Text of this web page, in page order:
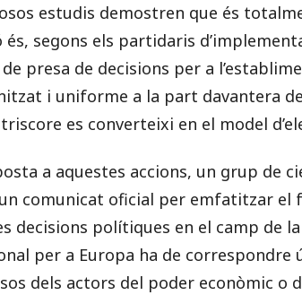
estudis demostren que és
és, segons els partidaris
presa de decisions per a
i uniforme a la part davantera
es converteixi en el model
a aquestes accions, un grup de
comunicat oficial per emfatitzar el
decisions polítiques en el camp de
per a Europa ha de correspondre
dels actors del poder econòmic o